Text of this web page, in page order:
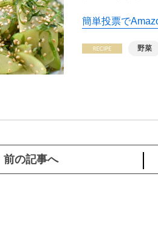
簡単投票で
野菜
前の記事へ